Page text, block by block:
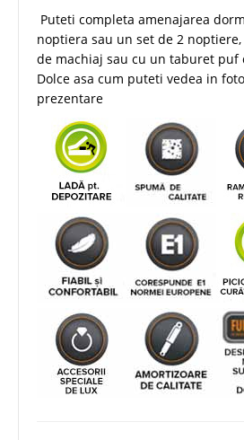
Puteti completa amenajarea
noptiera sau un set de 2 noptiere,
de machiaj sau cu un taburet puf
Dolce asa cum puteti vedea in
prezentare